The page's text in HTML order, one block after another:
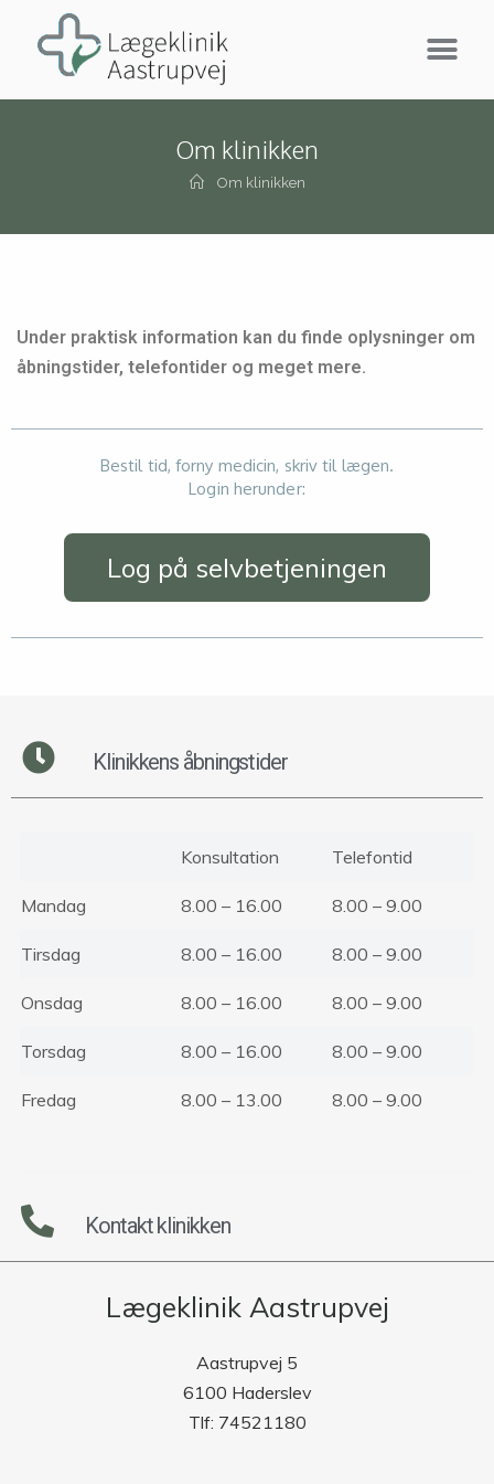
Om klinikken
Om klinikken
Under praktisk information kan du finde oplysninger om
åbningstider, telefontider og meget mere.
Bestil tid, forny medicin, skriv til lægen.
Login herunder:
Log på selvbetjeningen
Klinikkens åbningstider
Konsultation Telefontid
Mandag 8.00 – 16.00 8.00 – 9.00
Tirsdag 8.00 – 16.00 8.00 – 9.00
Onsdag 8.00 – 16.00 8.00 – 9.00
Torsdag 8.00 – 16.00 8.00 – 9.00
Fredag 8.00 – 13.00 8.00 – 9.00
Kontakt klinikken
Lægeklinik Aastrupvej
Aastrupvej 5
6100 Haderslev
Tlf: 74521180